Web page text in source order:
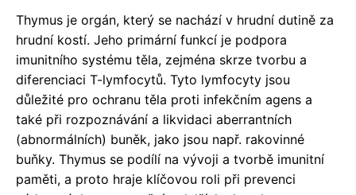
Thymus je orgán, který se nachází v hrudní dutině za
hrudní kostí. Jeho primární funkcí je podpora
imunitního systému těla, zejména skrze tvorbu a
diferenciaci T-lymfocytů. Tyto lymfocyty jsou
důležité pro ochranu těla proti infekčním agens a
také při rozpoznávání a likvidaci aberrantních
(abnormálních) buněk, jako jsou např. rakovinné
buňky. Thymus se podílí na vývoji a tvorbě imunitní
paměti, a proto hraje klíčovou roli při prevenci